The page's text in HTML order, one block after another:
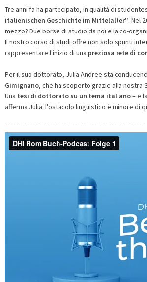
Tre anni fa ha partecipato, in qualità di
italienischen Geschichte im Mittelalter". Nel
mezzo? Due borse di studio da noi e la co-
Il nostro corso di studi offre non solo spunti
rappresentare l'inizio di una preziosa rete di
Per il suo dottorato, Julia Andree sta
Gimignano, che ha scoperto grazie alla nostra
Una tesi di dottorato su un tema italiano– e
afferma Julia: l'ostacolo linguistico è minore di